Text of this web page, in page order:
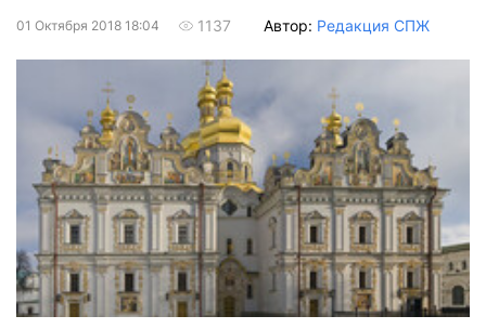
01 Октября 2018 18:04 1137 Автор: Редакция СПЖ